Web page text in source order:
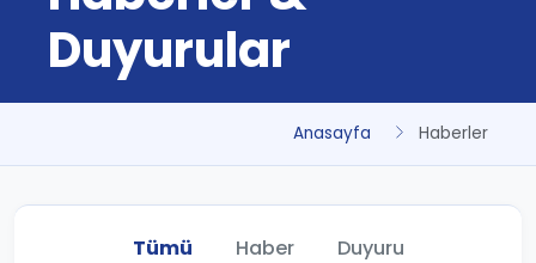
Duyurular
Anasayfa Haberler
Tümü Haber Duyuru